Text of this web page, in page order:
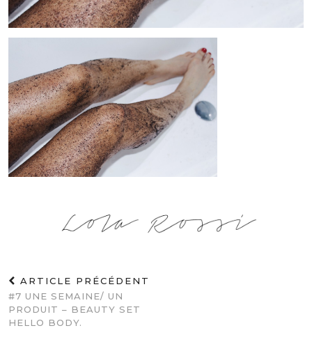
ARTICLE PRÉCÉDENT
#7 UNE SEMAINE/ UN
PRODUIT – BEAUTY SET
HELLO BODY.